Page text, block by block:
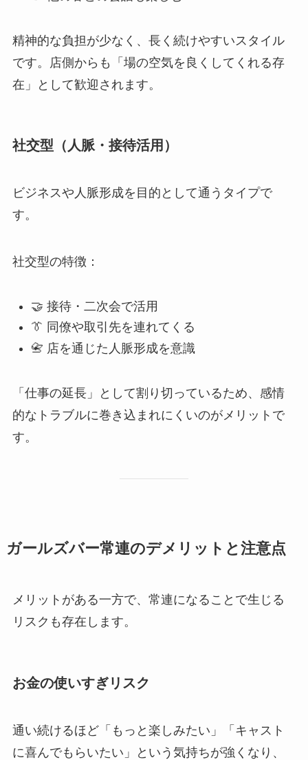
精神的な負担が少なく、長く続けやすいスタイル
です。店側からも「場の空気を良くしてくれる存
在」として歓迎されます。
社交型（人脈・接待活用）
ビジネスや人脈形成を目的として通うタイプで
す。
社交型の特徴：
🤝 接待・二次会で活用
👔 同僚や取引先を連れてくる
📇 店を通じた人脈形成を意識
「仕事の延長」として割り切っているため、感情
的なトラブルに巻き込まれにくいのがメリットで
す。
ガールズバー常連のデメリットと注意点
メリットがある一方で、常連になることで生じる
リスクも存在します。
お金の使いすぎリスク
通い続けるほど「もっと楽しみたい」「キャスト
に喜んでもらいたい」という気持ちが強くなり、